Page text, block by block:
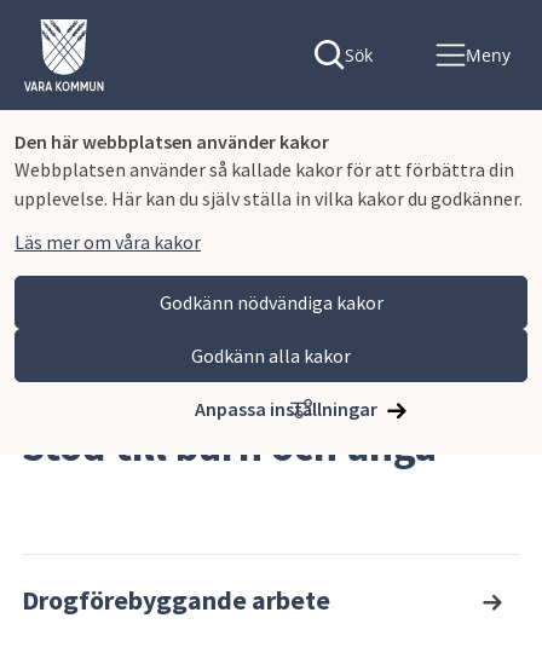
Den här webbplatsen använder kakor
Webbplatsen använder så kallade kakor för att förbättra din
upplevelse. Här kan du själv ställa in vilka kakor du godkänner.
Läs mer om våra kakor
Godkänn nödvändiga kakor
Godkänn alla kakor
Anpassa inställningar
Sök Meny
Vara kommun Omsorg och stöd Stöd till barn och unga
Stöd till barn och unga
Drogförebyggande arbete